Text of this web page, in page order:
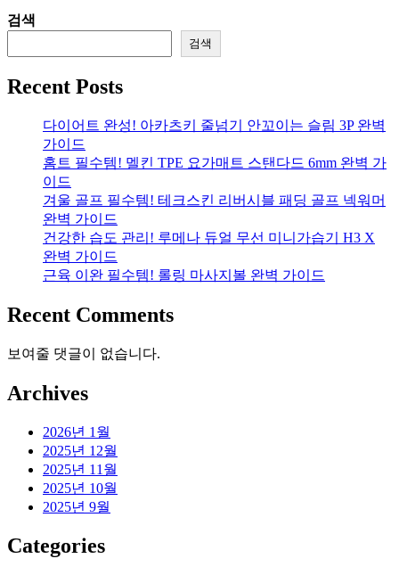
검색
검색
Recent Posts
다이어트 완성! 아카츠키 줄넘기 안꼬이는 슬림 3P 완벽
가이드
홈트 필수템! 멜킨 TPE 요가매트 스탠다드 6mm 완벽 가
이드
겨울 골프 필수템! 테크스킨 리버시블 패딩 골프 넥워머
완벽 가이드
건강한 습도 관리! 루메나 듀얼 무선 미니가습기 H3 X
완벽 가이드
근육 이완 필수템! 롤링 마사지볼 완벽 가이드
Recent Comments
보여줄 댓글이 없습니다.
Archives
2026년 1월
2025년 12월
2025년 11월
2025년 10월
2025년 9월
Categories